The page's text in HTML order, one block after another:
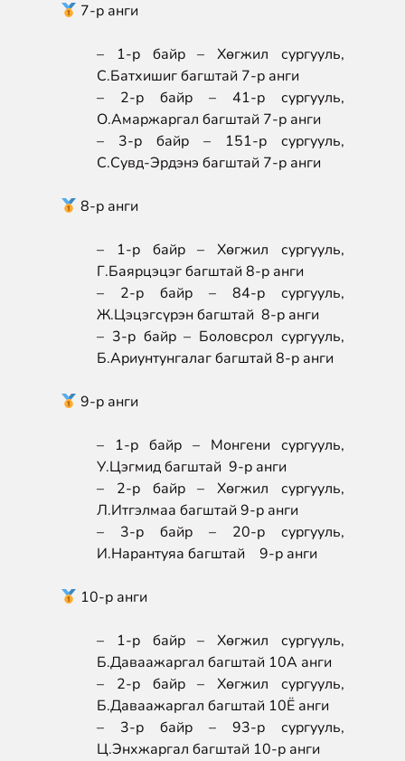
7-р анги
– 1-р байр – Хөгжил сургууль,
С.Батхишиг багштай 7-р анги
– 2-р байр – 41-р сургууль,
О.Амаржаргал багштай 7-р анги
– 3-р байр – 151-р сургууль,
С.Сувд-Эрдэнэ багштай 7-р анги
8-р анги
– 1-р байр – Хөгжил сургууль,
Г.Баярцэцэг багштай 8-р анги
– 2-р байр – 84-р сургууль,
Ж.Цэцэгсүрэн багштай 8-р анги
– 3-р байр – Боловсрол сургууль,
Б.Ариунтунгалаг багштай 8-р анги
9-р анги
– 1-р байр – Монгени сургууль,
У.Цэгмид багштай 9-р анги
– 2-р байр – Хөгжил сургууль,
Л.Итгэлмаа багштай 9-р анги
– 3-р байр – 20-р сургууль,
И.Нарантуяа багштай 9-р анги
10-р анги
– 1-р байр – Хөгжил сургууль,
Б.Даваажаргал багштай 10А анги
– 2-р байр – Хөгжил сургууль,
Б.Даваажаргал багштай 10Ё анги
– 3-р байр – 93-р сургууль,
Ц.Энхжаргал багштай 10-р анги